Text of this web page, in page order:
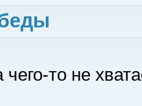
чего-то не